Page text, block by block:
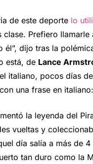
de este deporte lo
Prefiero
dijo tras la
está, de Lance
italiano, pocos días
una frase en
la leyenda del
vueltas y
día salía a más de
tan duro como la